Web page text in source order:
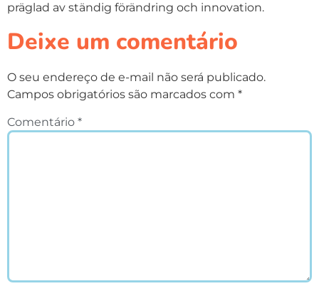
präglad av ständig förändring och innovation.
Deixe um comentário
O seu endereço de e-mail não será publicado.
Campos obrigatórios são marcados com *
Comentário *